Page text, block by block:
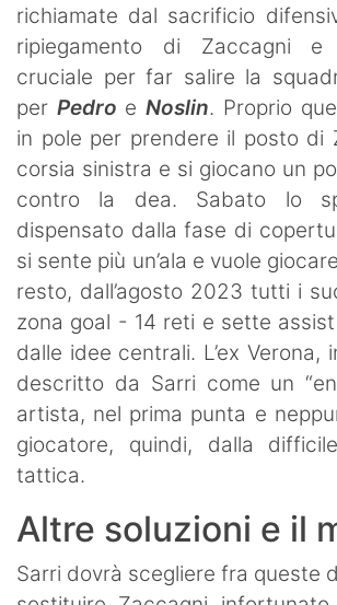
richiamate dal sacrificio
ripiegamento di Zaccagni e
cruciale per far salire la
per Pedro eNoslin. Proprio
in pole per prendere il posto di
corsia sinistra e si giocano un
contro la dea. Sabato lo
dispensato dalla fase di
si sente più un’ala e vuole
resto, dall’agosto 2023 tutti i
zona goal - 14 reti e sette
dalle idee centrali. L’ex Verona,
descritto da Sarri come un
artista, nel prima punta e
giocatore, quindi, dalla
tattica.
Altre soluzioni e il
Sarri dovrà scegliere fra queste